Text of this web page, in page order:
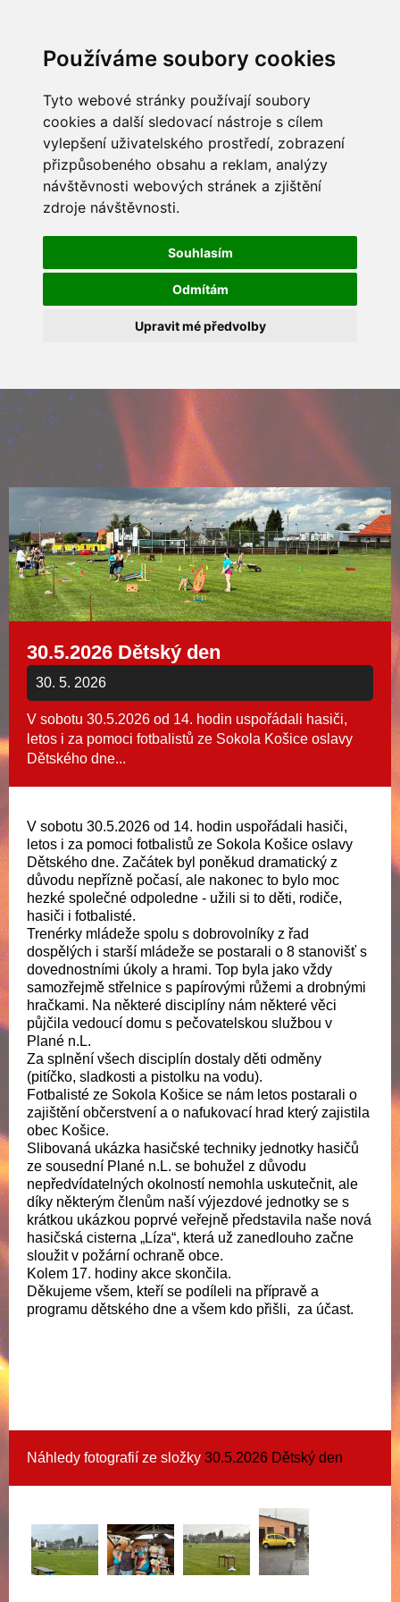
Používáme soubory cookies
Tyto webové stránky používají soubory
cookies a další sledovací nástroje s cílem
vylepšení uživatelského prostředí, zobrazení
přizpůsobeného obsahu a reklam, analýzy
návštěvnosti webových stránek a zjištění
zdroje návštěvnosti.
Souhlasím
Odmítám
Upravit mé předvolby
30.5.2026 Dětský den
30. 5. 2026
V sobotu 30.5.2026 od 14. hodin uspořádali hasiči,
letos i za pomoci fotbalistů ze Sokola Košice oslavy
Dětského dne...
V sobotu 30.5.2026 od 14. hodin uspořádali hasiči,
letos i za pomoci fotbalistů ze Sokola Košice oslavy
Dětského dne. Začátek byl poněkud dramatický z
důvodu nepřízně počasí, ale nakonec to bylo moc
hezké společné odpoledne - užili si to děti, rodiče,
hasiči i fotbalisté.
Trenérky mládeže spolu s dobrovolníky z řad
dospělých i starší mládeže se postarali o 8 stanovišť s
dovednostními úkoly a hrami. Top byla jako vždy
samozřejmě střelnice s papírovými růžemi a drobnými
hračkami. Na některé disciplíny nám některé věci
půjčila vedoucí domu s pečovatelskou službou v
Plané n.L.
Za splnění všech disciplín dostaly děti odměny
(pitíčko, sladkosti a pistolku na vodu).
Fotbalisté ze Sokola Košice se nám letos postarali o
zajištění občerstvení a o nafukovací hrad který zajistila
obec Košice.
Slibovaná ukázka hasičské techniky jednotky hasičů
ze sousední Plané n.L. se bohužel z důvodu
nepředvídatelných okolností nemohla uskutečnit, ale
díky některým členům naší výjezdové jednotky se s
krátkou ukázkou poprvé veřejně představila naše nová
hasičská cisterna „Líza“, která už zanedlouho začne
sloužit v požární ochraně obce.
Kolem 17. hodiny akce skončila.
Děkujeme všem, kteří se podíleli na přípravě a
programu dětského dne a všem kdo přišli, za účast.
Náhledy fotografií ze složky 30.5.2026 Dětský den